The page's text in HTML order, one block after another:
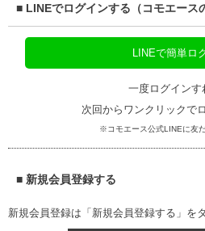
■ LINEでログインする（コモエース
LINEで簡単ロ
一度ログインす
次回からワンクリックで
※コモエース公式LINEに友
■ 新規会員登録する
新規会員登録は「新規会員登録する」を